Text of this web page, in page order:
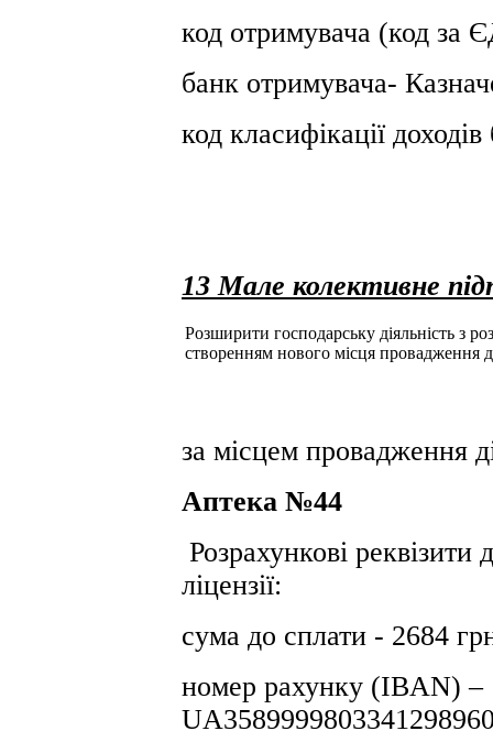
код отримувача (код
банк отримувача-
код класифікації
13 Мале колективне
Розширити господарську діяльність з
створенням нового місця провадження
за місцем провадження
Аптека №44
Розрахункові
ліцензії:
сума до сплати - 2684
номер рахунку (IBAN) –